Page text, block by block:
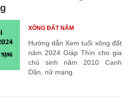
Hướng dẫn Xem tuổi xông đất
năm 2024 Giáp Thìn cho gia
chủ sinh năm 2010 Canh
Dần, nữ mạng.
XÔNG ĐẤT NĂM